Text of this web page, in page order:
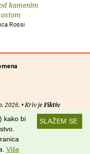
kamenim
Rossi
2026. • Kriv jeFiktiv
RSS kanaliSLAŽEM SE
kako bi
Više